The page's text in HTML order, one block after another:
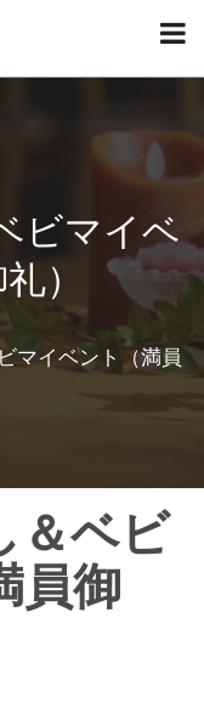
ビマイベ
）
マイベント（満員
＆ベビ
員御